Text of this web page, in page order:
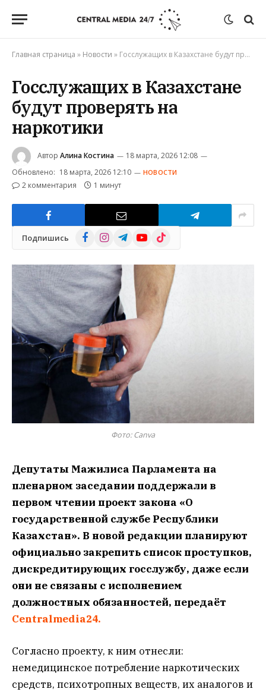
Главная страница » Новости » Госслужащих в Казахстане будут проверять на наркотики
Госслужащих в Казахстане
будут проверять на
наркотики
Автор Алина Костина
18 марта, 2026 12:08
Обновлено: 18 марта, 2026 12:10 НОВОСТИ
2 комментария 1 минут
Подпишись FacebookInstagramTelegramYouTube
TikTok
Фото: Сanva
Депутаты Мажилиса Парламента на
пленарном заседании поддержали в
первом чтении проект закона «О
государственной службе Республики
Казахстан». В новой редакции планируют
официально закрепить список проступков,
дискредитирующих госслужбу, даже если
они не связаны с исполнением
должностных обязанностей, передаёт
Centralmedia24.
Согласно проекту, к ним отнесли:
немедицинское потребление наркотических
средств, психотропных веществ, их аналогов и